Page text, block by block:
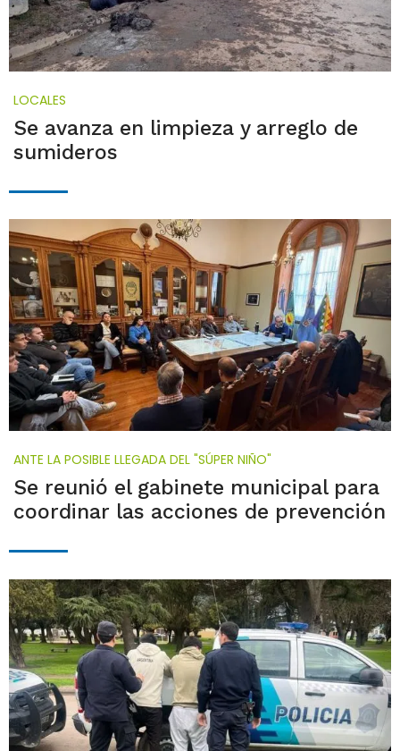
LOCALES
Se avanza en limpieza y arreglo de
sumideros
ANTE LA POSIBLE LLEGADA DEL "SÚPER NIÑO"
Se reunió el gabinete municipal para
coordinar las acciones de prevención